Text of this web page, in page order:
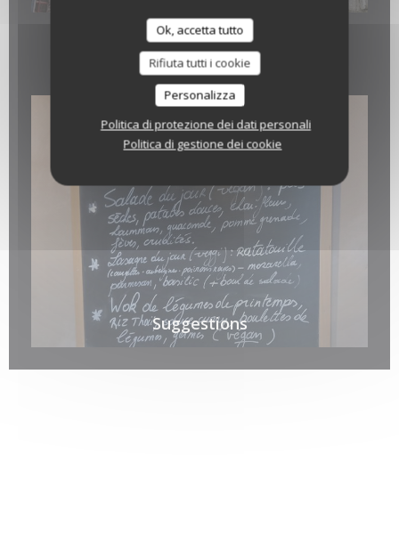
Ok, accetta tutto
Rifiuta tutti i cookie
Personalizza
Politica di protezione dei dati personali
Politica di gestione dei cookie
Suggestions 10.04.2026
Suggestions